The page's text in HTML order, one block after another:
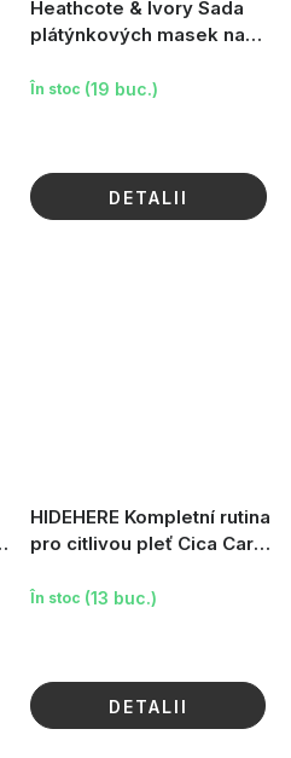
Heathcote & Ivory Sada
plátýnkových masek na
În stoc (19 buc.)
DETALII
HIDEHERE Kompletní rutina
pro citlivou pleť Cica Care -
În stoc (13 buc.)
DETALII